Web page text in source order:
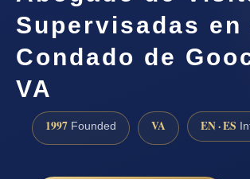
Supervisadas en
Condado de
VA
1997 Founded VA EN · ES